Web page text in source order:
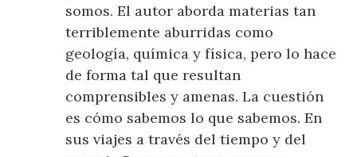
somos. El autor aborda materias tan
terriblemente aburridas como
geología, química y física, pero lo hace
de forma tal que resultan
comprensibles y amenas. La cuestión
es cómo sabemos lo que sabemos. En
sus viajes a través del tiempo y del